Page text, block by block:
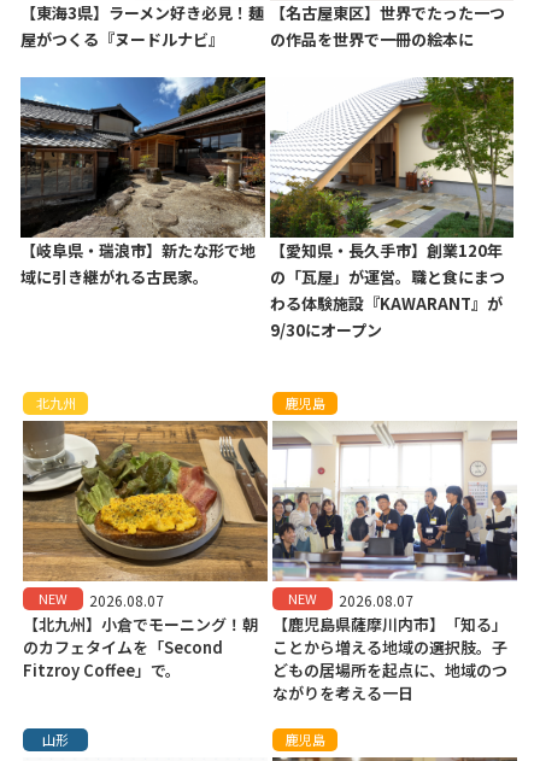
【東海3県】ラーメン好き必見！麺
屋がつくる『ヌードルナビ』
【名古屋東区】世界でたった一つ
の作品を世界で一冊の絵本に
【岐阜県・瑞浪市】新たな形で地
域に引き継がれる古民家。
【愛知県・長久手市】創業120年
の「瓦屋」が運営。職と食にまつ
わる体験施設『KAWARANT』が
9/30にオープン
北九州
NEW 2026.08.07
【北九州】小倉でモーニング！朝
のカフェタイムを「Second
Fitzroy Coffee」で。
鹿児島
NEW 2026.08.07
【鹿児島県薩摩川内市】「知る」
ことから増える地域の選択肢。子
どもの居場所を起点に、地域のつ
ながりを考える一日
山形 鹿児島